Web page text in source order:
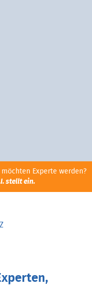
möchten Experte werden?
stellt ein.